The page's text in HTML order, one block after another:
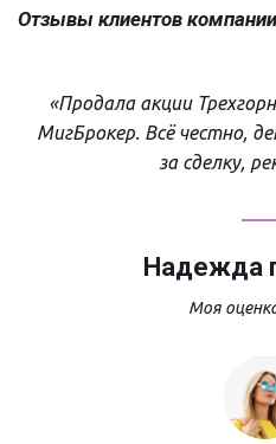
Отзывы клиентов
«Продала акции
МигБрокер. Всё честно,
за сделку,
Надежда
Моя оценка